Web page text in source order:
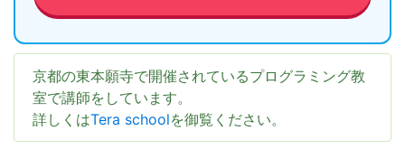
京都の東本願寺で開催されているプログラミング教
室で講師をしています。
詳しくはTera schoolを御覧ください。